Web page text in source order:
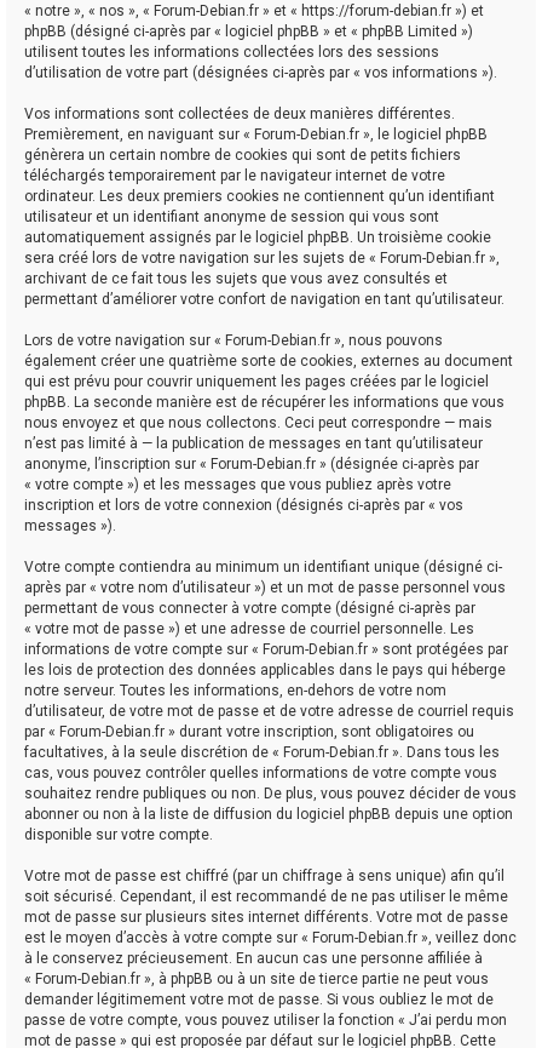
« notre », « nos », « Forum-Debian.fr » et « https://forum-debian.fr ») et
phpBB (désigné ci-après par « logiciel phpBB » et « phpBB Limited »)
utilisent toutes les informations collectées lors des sessions
d’utilisation de votre part (désignées ci-après par « vos informations »).
Vos informations sont collectées de deux manières différentes.
Premièrement, en naviguant sur « Forum-Debian.fr », le logiciel phpBB
génèrera un certain nombre de cookies qui sont de petits fichiers
téléchargés temporairement par le navigateur internet de votre
ordinateur. Les deux premiers cookies ne contiennent qu’un identifiant
utilisateur et un identifiant anonyme de session qui vous sont
automatiquement assignés par le logiciel phpBB. Un troisième cookie
sera créé lors de votre navigation sur les sujets de « Forum-Debian.fr »,
archivant de ce fait tous les sujets que vous avez consultés et
permettant d’améliorer votre confort de navigation en tant qu’utilisateur.
Lors de votre navigation sur « Forum-Debian.fr », nous pouvons
également créer une quatrième sorte de cookies, externes au document
qui est prévu pour couvrir uniquement les pages créées par le logiciel
phpBB. La seconde manière est de récupérer les informations que vous
nous envoyez et que nous collectons. Ceci peut correspondre — mais
n’est pas limité à — la publication de messages en tant qu’utilisateur
anonyme, l’inscription sur « Forum-Debian.fr » (désignée ci-après par
« votre compte ») et les messages que vous publiez après votre
inscription et lors de votre connexion (désignés ci-après par « vos
messages »).
Votre compte contiendra au minimum un identifiant unique (désigné ci-
après par « votre nom d’utilisateur ») et un mot de passe personnel vous
permettant de vous connecter à votre compte (désigné ci-après par
« votre mot de passe ») et une adresse de courriel personnelle. Les
informations de votre compte sur « Forum-Debian.fr » sont protégées par
les lois de protection des données applicables dans le pays qui héberge
notre serveur. Toutes les informations, en-dehors de votre nom
d’utilisateur, de votre mot de passe et de votre adresse de courriel requis
par « Forum-Debian.fr » durant votre inscription, sont obligatoires ou
facultatives, à la seule discrétion de « Forum-Debian.fr ». Dans tous les
cas, vous pouvez contrôler quelles informations de votre compte vous
souhaitez rendre publiques ou non. De plus, vous pouvez décider de vous
abonner ou non à la liste de diffusion du logiciel phpBB depuis une option
disponible sur votre compte.
Votre mot de passe est chiffré (par un chiffrage à sens unique) afin qu’il
soit sécurisé. Cependant, il est recommandé de ne pas utiliser le même
mot de passe sur plusieurs sites internet différents. Votre mot de passe
est le moyen d’accès à votre compte sur « Forum-Debian.fr », veillez donc
à le conservez précieusement. En aucun cas une personne affiliée à
« Forum-Debian.fr », à phpBB ou à un site de tierce partie ne peut vous
demander légitimement votre mot de passe. Si vous oubliez le mot de
passe de votre compte, vous pouvez utiliser la fonction « J’ai perdu mon
mot de passe » qui est proposée par défaut sur le logiciel phpBB. Cette